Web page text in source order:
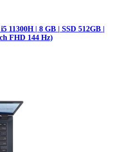
11300H | 8 GB | SSD 512GB |
FHD 144 Hz)